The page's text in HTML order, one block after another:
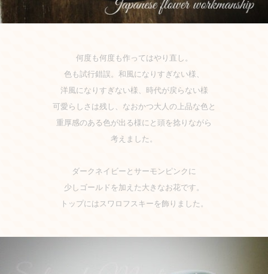
何度も何度も作ってはやり直し。
色も試行錯誤。和風になりすぎない様、
洋風になりすぎない様、時代が戻らない様
可愛らしさは残し、なおかつ大人の上品な色と
重厚感のある色が出る様にと 頭を捻りながら
考えました。
ダークネイビーとサーモンピンクに
少しゴールドを加えた大きなお花です。
トップにはスワロフスキーを飾りました。